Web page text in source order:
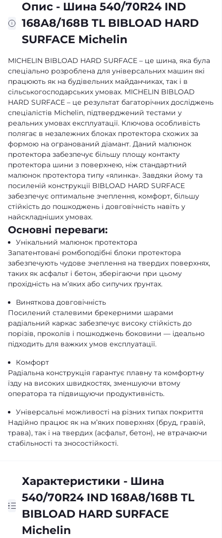
Опис - Шина 540/70R24 IND
168A8/168B TL BIBLOAD HARD
SURFACE Michelin
MICHELIN BIBLOAD HARD SURFACE – це шина, яка була
спеціально розроблена для універсальних машин які
працюють як на будівельних майданчиках, так і в
сільськогосподарських умовах. MICHELIN BIBLOAD
HARD SURFACE – це результат багаторічних досліджень
спеціалістів Michelin, підтверджений тестами у
реальних умовах експлуатації. Ключова особливість
полягає в незалежних блоках протектора схожих за
формою на огранований діамант. Даний малюнок
протектора забезпечує більшу площу контакту
протектора шини з поверхнею, ніж стандартний
малюнок протектора типу «ялинка». Завдяки йому та
посиленій конструкції BIBLOAD HARD SURFACE
забезпечує оптимальне зчеплення, комфорт, більшу
стійкість до пошкоджень і довговічність навіть у
найскладніших умовах.
Основні переваги:
Унікальний малюнок протектора
Запатентовані ромбоподібні блоки протектора
забезпечують чудове зчеплення на твердих поверхнях,
таких як асфальт і бетон, зберігаючи при цьому
прохідність на м’яких або сипучих ґрунтах.
Виняткова довговічність
Посилений сталевими брекерними шарами
радіальний каркас забезпечує високу стійкість до
порізів, проколів і пошкоджень боковини — ідеально
підходить для важких умов експлуатації.
Комфорт
Радіальна конструкція гарантує плавну та комфортну
їзду на високих швидкостях, зменшуючи втому
оператора та підвищуючи продуктивність.
Універсальні можливості на різних типах покриття
Надійно працює як на м’яких поверхнях (бруд, гравій,
трава), так і на твердих (асфальт, бетон), не втрачаючи
стабільності та зносостійкості.
Характеристики - Шина
540/70R24 IND 168A8/168B TL
BIBLOAD HARD SURFACE
Michelin